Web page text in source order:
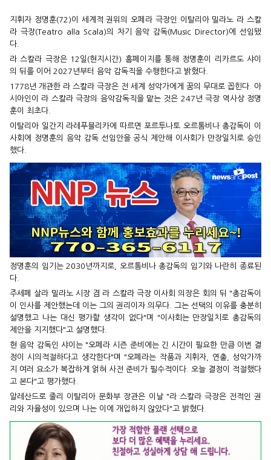
지휘자 정명훈(72)이 세계적 권위의 오페라 극장인 이탈리아 밀라노 라 스칼
라 극장(Teatro alla Scala)의 차기 음악 감독(Music Director)에 선임됐
다.
라 스칼라 극장은 12일(현지시간) 홈페이지를 통해 정명훈이 리카르도 샤이
의 뒤를 이어 2027년부터 음악 감독직을 수행한다고 밝혔다.
1778년 개관한 라 스칼라 극장은 전 세계 성악가에게 꿈의 무대로 꼽힌다. 아
시아인이 라 스칼라 극장의 음악감독직을 맡는 것은 247년 극장 역사상 정명
훈이 최초다.
이탈리아 일간지 라레푸블리카에 따르면 포르투나토 오르톰비나 총감독이 이
사회에 정명훈의 음악 감독 선임안을 공식 제안해 이사회가 만장일치로 승인
했다.
정명훈의 임기는 2030년까지로, 오르톰비나 총감독의 임기와 나란히 종료된
다.
주세페 살라 밀라노 시장 겸 라 스칼라 극장 이사회 의장은 회의 뒤 "총감독이
이 인사를 제안했는데 이는 그의 권리이자 의무다. 그는 선택의 이유를 충분히
설명했고 나는 대신 평가할 생각이 없다"며 "이사회는 만장일치로 총감독의
제안을 지지했다"고 설명했다.
현 음악 감독인 샤이는 "오페라 시즌 준비에는 긴 시간이 필요한 만큼 이번 결
정이 시의적절하다고 생각한다"며 "오페라는 작품과 지휘자, 연출, 성악가까
지 여러 요소가 복잡하게 얽혀 사전 준비가 필수적이다. 오늘 결정이 적절했다
고 본다"고 평가했다.
알레산드로 줄리 이탈리아 문화부 장관은 이날 "라 스칼라 극장은 전적인 권
리와 자율성이 있으며 나는 이에 개입하지 않았다"고 밝혔다.